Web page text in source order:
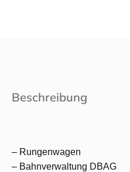
Beschreibung
– Rungenwagen
– Bahnverwaltung DBAG